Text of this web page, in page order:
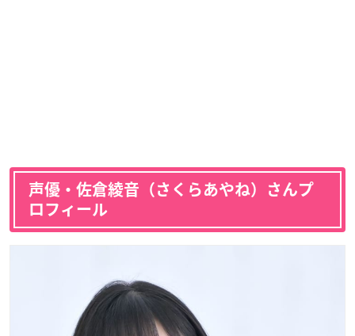
声優・佐倉綾音（さくらあやね）さんプ
ロフィール